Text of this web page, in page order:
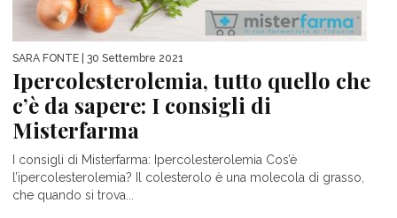
SARA FONTE | 30 Settembre 2021
Ipercolesterolemia, tutto quello che
c’è da sapere: I consigli di
Misterfarma
I consigli di Misterfarma: Ipercolesterolemia Cos’è
l’ipercolesterolemia? Il colesterolo è una molecola di grasso,
che quando si trova...